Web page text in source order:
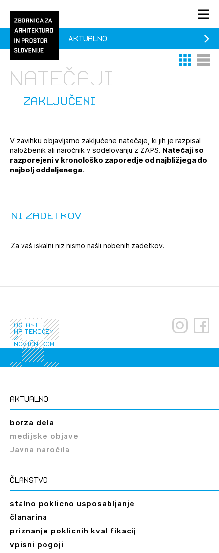
PRIJAVA
KONTAKT
Praksa
O ZAPS
Izbrana vsebina je namenjena le ZAPS
1/1
Pozdravljeni
Prijavite se s svojim ZAPS uporabniškim imenom in geslom.
PRIJAVITE SE
Thumbnail
List
zaključeni
Natečaji
V zavihku objavljamo zaključene natečaje, ki jih je razpisal
naložbenik ali naročnik v sodelovanju z ZAPS. Natečaji so
razporejeni v kronološko zaporedje od najbližjega do
najbolj oddaljenega.
Aktualno
Ni zadetkov
Za vaš iskalni niz nismo našli nobenih zadetkov.
ostanite
na tekočem
z
novičnikom
aktualno
borza dela
medijske objave
Javna naročila
članstvo
stalno poklicno usposabljanje
članarina
priznanje poklicnih kvalifikacij
vpisni pogoji
1/2
Prijava na novičnik
Ostanite na tekočem z novicami in se naročite na
Novičnike. Označite svojo izbiro.
Novičnike vam bomo pošiljali na vaš elektronski naslov.
Tedenski novičnik javnih naročil
NAPREJ